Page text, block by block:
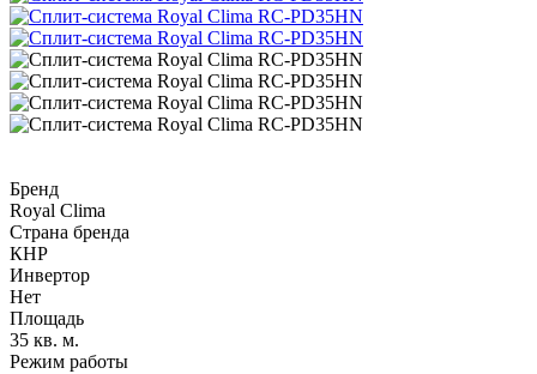
Бренд
Royal Clima
Страна бренда
КНР
Инвертор
Нет
Площадь
35 кв. м.
Режим работы